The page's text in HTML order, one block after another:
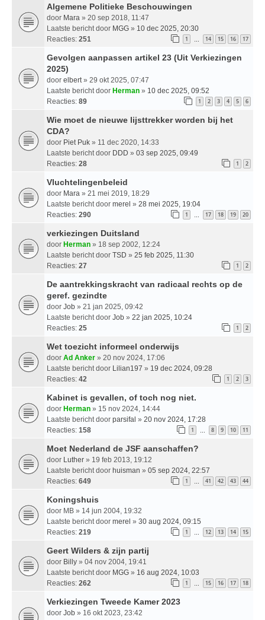
Algemene Politieke Beschouwingen
door Mara » 20 sep 2018, 11:47
Laatste bericht door MGG » 10 dec 2025, 20:30
Reacties: 251 1 … 14 15 16 17
Gevolgen aanpassen artikel 23 (Uit Verkiezingen
2025)
door elbert » 29 okt 2025, 07:47
Laatste bericht door Herman » 10 dec 2025, 09:52
Reacties: 89 1 2 3 4 5 6
Wie moet de nieuwe lijsttrekker worden bij het
CDA?
door Piet Puk » 11 dec 2020, 14:33
Laatste bericht door DDD » 03 sep 2025, 09:49
Reacties: 28 1 2
Vluchtelingenbeleid
door Mara » 21 mei 2019, 18:29
Laatste bericht door merel » 28 mei 2025, 19:04
Reacties: 290 1 … 17 18 19 20
verkiezingen Duitsland
door Herman » 18 sep 2002, 12:24
Laatste bericht door TSD » 25 feb 2025, 11:30
Reacties: 27 1 2
De aantrekkingskracht van radicaal rechts op de
geref. gezindte
door Job » 21 jan 2025, 09:42
Laatste bericht door Job » 22 jan 2025, 10:24
Reacties: 25 1 2
Wet toezicht informeel onderwijs
door Ad Anker » 20 nov 2024, 17:06
Laatste bericht door Lilian197 » 19 dec 2024, 09:28
Reacties: 42 1 2 3
Kabinet is gevallen, of toch nog niet.
door Herman » 15 nov 2024, 14:44
Laatste bericht door parsifal » 20 nov 2024, 17:28
Reacties: 158 1 … 8 9 10 11
Moet Nederland de JSF aanschaffen?
door Luther » 19 feb 2013, 19:12
Laatste bericht door huisman » 05 sep 2024, 22:57
Reacties: 649 1 … 41 42 43 44
Koningshuis
door MB » 14 jun 2004, 19:32
Laatste bericht door merel » 30 aug 2024, 09:15
Reacties: 219 1 … 12 13 14 15
Geert Wilders & zijn partij
door Billy » 04 nov 2004, 19:41
Laatste bericht door MGG » 16 aug 2024, 10:03
Reacties: 262 1 … 15 16 17 18
Verkiezingen Tweede Kamer 2023
door Job » 16 okt 2023, 23:42